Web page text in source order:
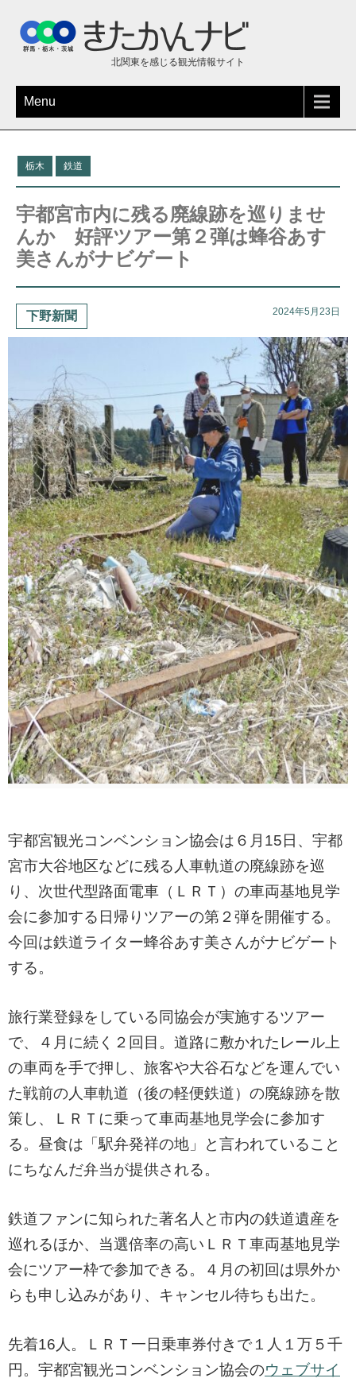
北関東を感じる観光情報サイト
Menu
栃木 鉄道
宇都宮市内に残る廃線跡を巡りませ
んか 好評ツアー第２弾は蜂谷あす
美さんがナビゲート
下野新聞 2024年5月23日
宇都宮観光コンベンション協会は６月15日、宇都
宮市大谷地区などに残る人車軌道の廃線跡を巡
り、次世代型路面電車（ＬＲＴ）の車両基地見学
会に参加する日帰りツアーの第２弾を開催する。
今回は鉄道ライター蜂谷あす美さんがナビゲート
する。
旅行業登録をしている同協会が実施するツアー
で、４月に続く２回目。道路に敷かれたレール上
の車両を手で押し、旅客や大谷石などを運んでい
た戦前の人車軌道（後の軽便鉄道）の廃線跡を散
策し、ＬＲＴに乗って車両基地見学会に参加す
る。昼食は「駅弁発祥の地」と言われていること
にちなんだ弁当が提供される。
鉄道ファンに知られた著名人と市内の鉄道遺産を
巡れるほか、当選倍率の高いＬＲＴ車両基地見学
会にツアー枠で参加できる。４月の初回は県外か
らも申し込みがあり、キャンセル待ちも出た。
先着16人。ＬＲＴ一日乗車券付きで１人１万５千
円。宇都宮観光コンベンション協会のウェブサイ